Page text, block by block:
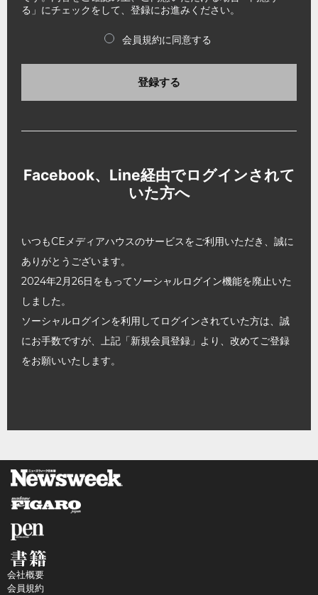
る」にチェックをして、登録にお進みください。
会員規約に同意する
登録する
Facebook、Line経由でログインされて
いた方へ
いつもCEメディアハウスのサービスをご利用いただき、誠に
ありがとうございます。
2024年2月26日をもってソーシャルログイン機能を廃止いた
しました。
ソーシャルログインを利用してログインされていた方は、誠
にお手数ですが、上記「新規会員登録」より、改めてご登録
をお願いいたします。
会社概要
会員規約